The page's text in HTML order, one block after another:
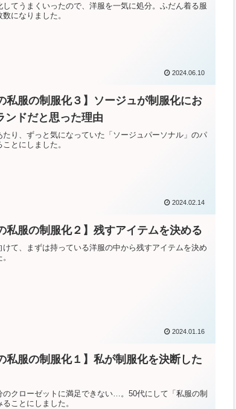
してうまくいったので、洋服を一気に処分。ふだん着る服
になりました。
2024.06.10
私服の制服化３】ソージュが制服化にお
ンドだと思った理由
たり、ずっと気になっていた「ソージュパーソナル」のパ
とにしました。
2024.02.14
私服の制服化２】残すアイテムを決める
けて、まずは持っている洋服の中から残すアイテムを決め
2024.01.16
私服の制服化１】私が制服化を決断した
のクローゼットに満足できない…。50代にして「私服の制
ことにしました。